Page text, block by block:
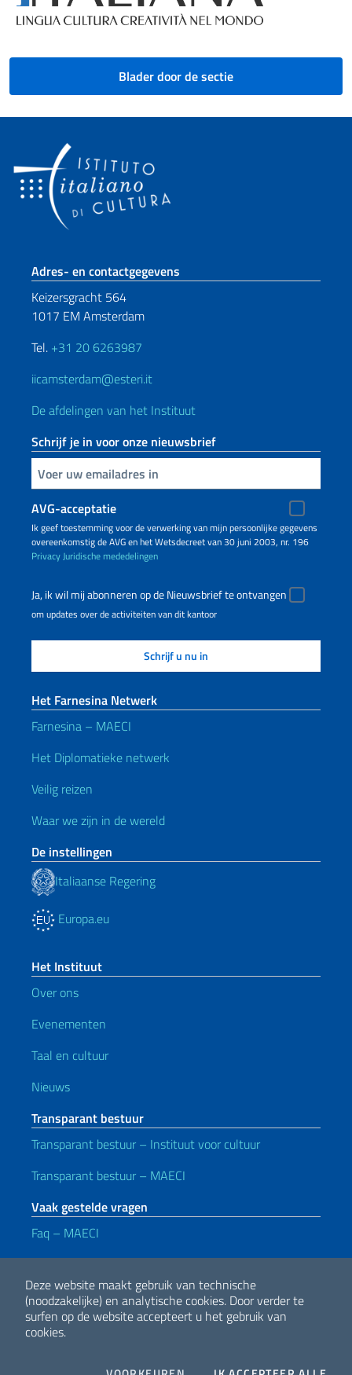
Deze website maakt gebruik van technische
(noodzakelijke) en analytische cookies. Door verder te
surfen op de website accepteert u het gebruik van
cookies.
Blader door de sectie
Voetregel sectie
Adres- en contactgegevens
Keizersgracht 564
1017 EM Amsterdam
Tel. +31 20 6263987
iicamsterdam@esteri.it
De afdelingen van het Instituut
Schrijf je in voor onze nieuwsbrief
Voer uw e-mailadres in
AVG-acceptatie
Ik geef toestemming voor de verwerking van mijn persoonlijke gegevens
overeenkomstig de AVG en het Wetsdecreet van 30 juni 2003, nr. 196
PrivacyJuridische mededelingen
Ja, ik wil mij abonneren op de Nieuwsbrief te ontvangen
om updates over de activiteiten van dit kantoor
Het Farnesina Netwerk
Farnesina – MAECI
Het Diplomatieke netwerk
Veilig reizen
Waar we zijn in de wereld
De instellingen
Italiaanse Regering
Europa.eu
Het Instituut
Over ons
Evenementen
Taal en cultuur
Nieuws
Transparant bestuur
Transparant bestuur – Instituut voor cultuur
Transparant bestuur – MAECI
Vaak gestelde vragen
Faq – MAECI
Handige koppelingen
Note legaliPrivacy e cookie policyDichiarazione di accessibilità